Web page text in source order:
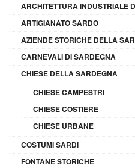
ARCHITETTURA INDUSTRIALE
ARTIGIANATO SARDO
AZIENDE STORICHE DELLA
CARNEVALI DI SARDEGNA
CHIESE DELLA SARDEGNA
CHIESE CAMPESTRI
CHIESE COSTIERE
CHIESE URBANE
COSTUMI SARDI
FONTANE STORICHE